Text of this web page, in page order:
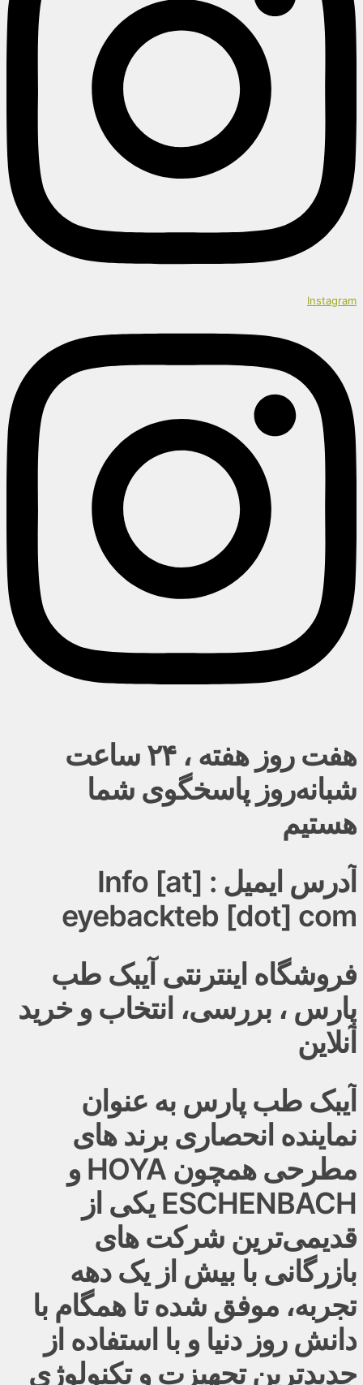
Instagram
هفت روز هفته ، ۲۴ ساعت
شبانه‌روز پاسخگوی شما
هستیم
آدرس ایمیل : Info [at]
eyebackteb [dot] com
فروشگاه اینترنتی آیبک طب
پارس ، بررسی، انتخاب و خرید
آنلاین
آیبک طب پارس به عنوان
نماینده انحصاری برند های
مطرحی همچون HOYA و
ESCHENBACH یکی از
قدیمی‌ترین شرکت های
بازرگانی با بیش از یک دهه
تجربه، موفق شده تا همگام با
دانش روز دنیا و با استفاده از
جدیدترین تجهیزت و تکنولوژی